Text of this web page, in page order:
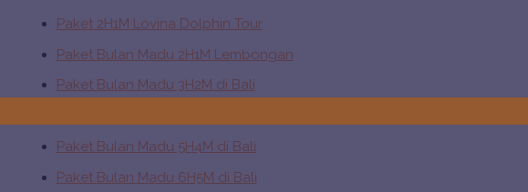
Paket 2H1M Lovina Dolphin Tour
Paket Bulan Madu 2H1M Lembongan
Paket Bulan Madu 3H2M di Bali
Paket Bulan Madu 5H4M di Bali
Paket Bulan Madu 6H5M di Bali